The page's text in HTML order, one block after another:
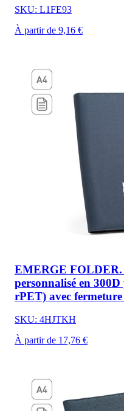
SKU: L1FE93
À partir de 9,16 €
EMERGE FOLDER.
personnalisé en
rPET) avec
SKU: 4HJTKH
À partir de 17,76 €